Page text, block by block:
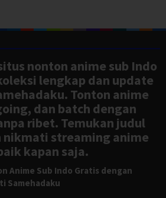
nonton anime sub Indo
lengkap dan update
Tonton anime
dan batch dengan
ribet. Temukan judul
streaming anime
kapan saja.
Anime Sub Indo Gratis dengan
Samehadaku